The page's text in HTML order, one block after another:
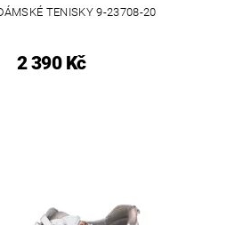
TENISKY 9-23708-20
2 390 Kč